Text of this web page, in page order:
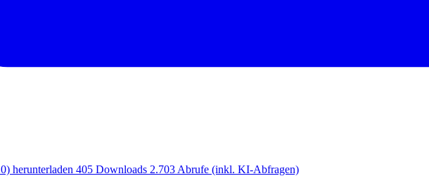
herunterladen 405 Downloads 2.703 Abrufe (inkl. KI-Abfragen)